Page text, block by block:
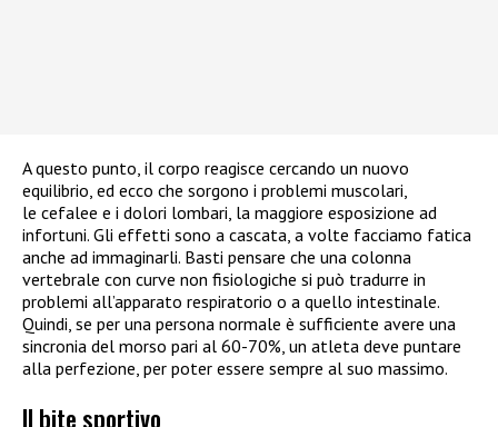
A questo punto, il corpo reagisce cercando un nuovo
equilibrio, ed ecco che sorgono i problemi muscolari,
le cefalee e i dolori lombari, la maggiore esposizione ad
infortuni. Gli effetti sono a cascata, a volte facciamo fatica
anche ad immaginarli. Basti pensare che una colonna
vertebrale con curve non fisiologiche si può tradurre in
problemi all’apparato respiratorio o a quello intestinale.
Quindi, se per una persona normale è sufficiente avere una
sincronia del morso pari al 60-70%, un atleta deve puntare
alla perfezione, per poter essere sempre al suo massimo.
Il bite sportivo